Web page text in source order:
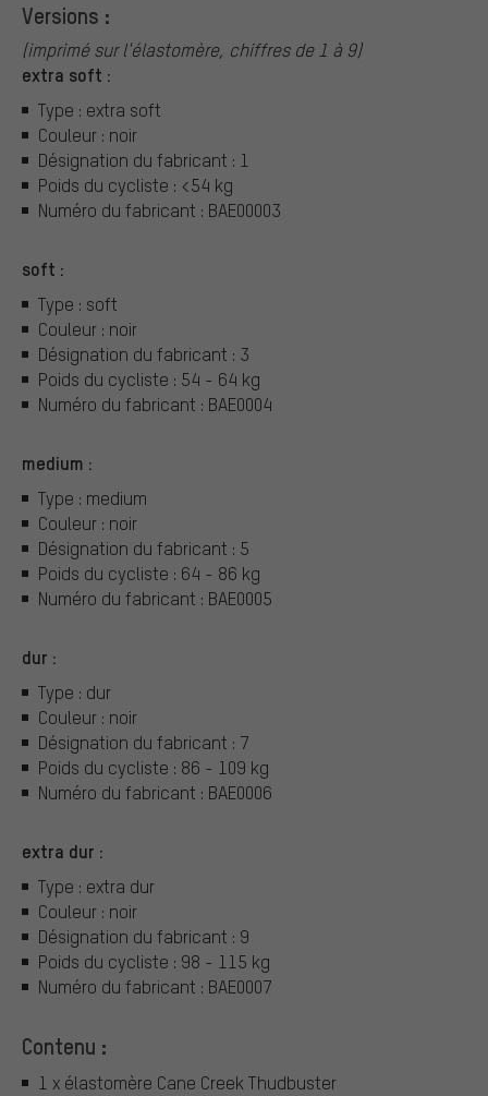
Versions :
(imprimé sur l'élastomère, chiffres de 1 à 9)
extra soft :
Type : extra soft
Couleur : noir
Désignation du fabricant : 1
Poids du cycliste : <54 kg
Numéro du fabricant : BAE00003
soft :
Type : soft
Couleur : noir
Désignation du fabricant : 3
Poids du cycliste : 54 - 64 kg
Numéro du fabricant : BAE0004
medium :
Type : medium
Couleur : noir
Désignation du fabricant : 5
Poids du cycliste : 64 - 86 kg
Numéro du fabricant : BAE0005
dur :
Type : dur
Couleur : noir
Désignation du fabricant : 7
Poids du cycliste : 86 - 109 kg
Numéro du fabricant : BAE0006
extra dur :
Type : extra dur
Couleur : noir
Désignation du fabricant : 9
Poids du cycliste : 98 - 115 kg
Numéro du fabricant : BAE0007
Contenu :
1 x élastomère Cane Creek Thudbuster